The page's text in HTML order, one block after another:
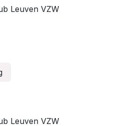
Leuven VZW
Leuven VZW